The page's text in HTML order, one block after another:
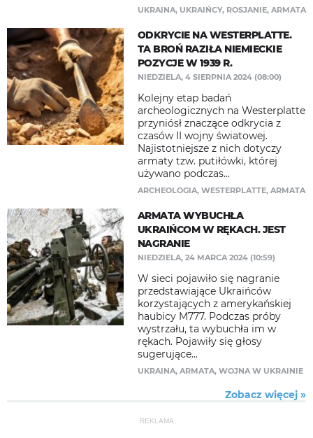
UKRAINA, UKRAIŃCY, ROSJANIE, ARMATA
ODKRYCIE NA WESTERPLATTE.
TA BROŃ RAZIŁA NIEMIECKIE
POZYCJE W 1939 R.
NIEDZIELA, 4 SIERPNIA 2024 (08:00)
Kolejny etap badań
archeologicznych na Westerplatte
przyniósł znaczące odkrycia z
czasów II wojny światowej.
Najistotniejsze z nich dotyczy
armaty tzw. putiłówki, której
używano podczas...
ARCHEOLOGIA, WESTERPLATTE, ARMATA
ARMATA WYBUCHŁA
UKRAIŃCOM W RĘKACH. JEST
NAGRANIE
NIEDZIELA, 24 MARCA 2024 (10:59)
W sieci pojawiło się nagranie
przedstawiające Ukraińców
korzystających z amerykańskiej
haubicy M777. Podczas próby
wystrzału, ta wybuchła im w
rękach. Pojawiły się głosy
sugerujące...
UKRAINA, ARMATA, WOJNA W UKRAINIE
Zobacz więcej »
REKLAMA